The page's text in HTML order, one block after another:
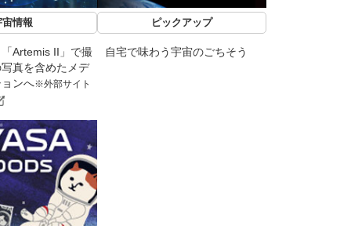
宙情報
Artemis II」で撮
真を含めたメデ
ンへ※外部サイト
ピックアップ
自宅で味わう宇宙のごちそう